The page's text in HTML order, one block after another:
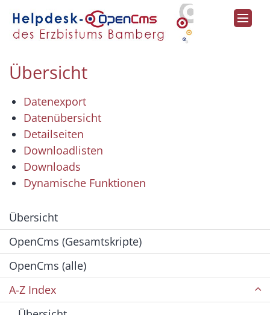
Zum Inhalt springen
Übersicht
Datenexport
Datenübersicht
Detailseiten
Downloadlisten
Downloads
Dynamische Funktionen
Übersicht
OpenCms (Gesamtskripte)
OpenCms (alle)
A-Z Index